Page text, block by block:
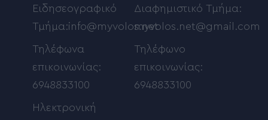
Ειδησεογραφικό
Τμήμα:info@myvolos.net
Τηλέφωνα
επικοινωνίας:
6948833100
Ηλεκτρονική
Διαφημιστικό Τμήμα:
myvolos.net@gmail.com
Τηλέφωνο
επικοινωνίας:
6948833100